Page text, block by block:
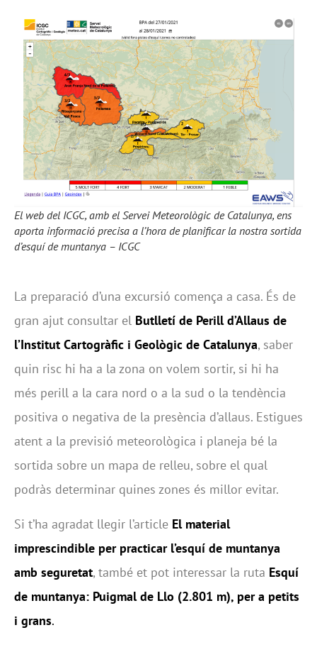
El web del ICGC, amb el Servei Meteorològic de Catalunya, ens
aporta informació precisa a l’hora de planificar la nostra sortida
d’esquí de muntanya – ICGC
La preparació d’una excursió comença a casa. És de
gran ajut consultar el Butlletí de Perill d’Allaus de
l’Institut Cartogràfic i Geològic de Catalunya, saber
quin risc hi ha a la zona on volem sortir, si hi ha
més perill a la cara nord o a la sud o la tendència
positiva o negativa de la presència d’allaus. Estigues
atent a la previsió meteorològica i planeja bé la
sortida sobre un mapa de relleu, sobre el qual
podràs determinar quines zones és millor evitar.
Si t’ha agradat llegir l’article El material
imprescindible per practicar l’esquí de muntanya
amb seguretat, també et pot interessar la ruta Esquí
de muntanya: Puigmal de Llo (2.801 m), per a petits
i grans.